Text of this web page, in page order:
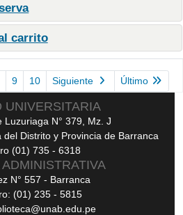
carrito
9 10 Siguiente Último
UNIVERSITARIA
Luzuriaga N° 379, Mz. J
Distrito y Provincia de Barranca
(01) 735 - 6318
N° 557 - Barranca
(01) 235 - 5815